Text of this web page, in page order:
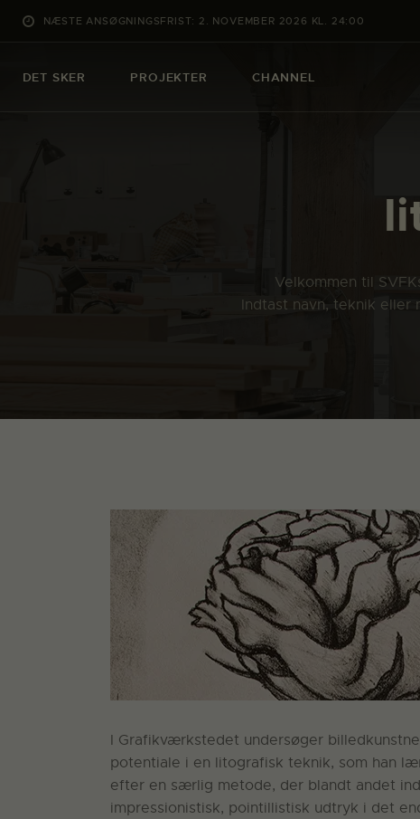
NÆSTE ANSØGNINGSFRIST: 2. NOVEMBER 2026 KL. 24:00
DET SKER PROJEKTER CHANNEL
Velkommen til
Indtast navn, teknik
I Grafikværkstedet undersøger
potentiale i en litografisk teknik, som han
efter en særlig metode, der blandt andet
impressionistisk, pointillistisk udtryk i det